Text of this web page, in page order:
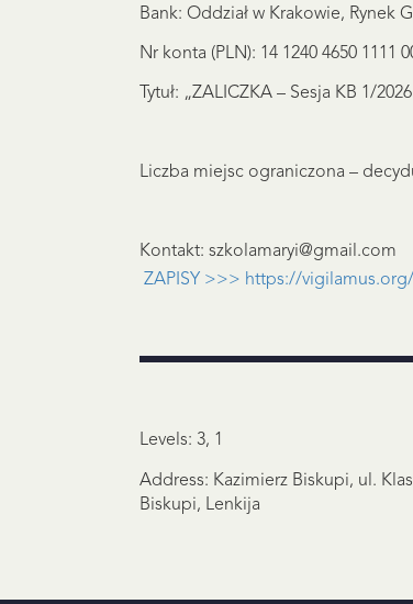
Bank: Oddział w Krakowie, Rynek
Nr konta (PLN): 14 1240 4650 1111
Tytuł: „ZALICZKA – Sesja KB 1/
Liczba miejsc ograniczona –
Kontakt: szkolamaryi@gmail.com
ZAPISY >>> https://vigilamus.org/
Levels: 3, 1
Address: Kazimierz Biskupi, ul.
Biskupi, Lenkija